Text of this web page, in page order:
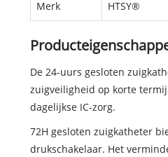
Merk HTSY®
De 24-uurs gesloten
zuigveiligheid op korte
dagelijkse IC-zorg.
72H gesloten zuigkatheter
drukschakelaar. Het